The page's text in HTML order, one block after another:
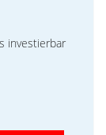
investierbar